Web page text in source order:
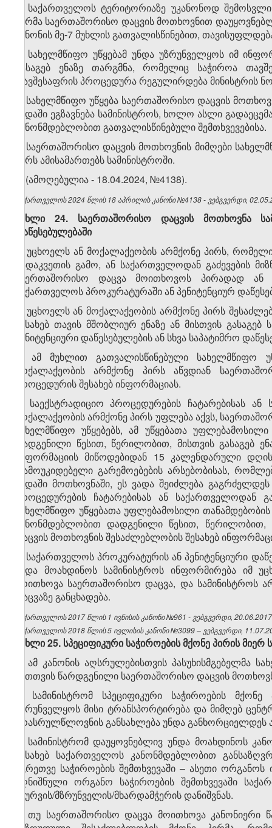
2. საქართველოს ტერიტორიაზე უკანონოდ
პირმა საერთაშორისო დაცვის მოთხოვნით
კანონის მე-7 მუხლის გათვალისწინებით,
3. სახელმწიფო უწყებამ უნდა უზრუნველყოს იმ
გასაგებ ენაზე თარგმნა, რომელიც საჭიროა
თავშესაფრის პროცედურა რეგულირდება მინისტრის
4. სახელმწიფო უწყება საერთაშორისო დაცვის
ვადაში ეგზავნება სამინისტროს, ხოლო ასლი
კანონმდებლობით გათვალისწინებული შემთხვევებისა.
5. საერთაშორისო დაცვის მოთხოვნის მიმღები
პირს ამისამართებს სამინისტროში.
6. (ამოღებულია - 18.04.2024, №4138).
საქართველოს 2024 წლის 18 აპრილის კანონი №4138 - ვებგვერდი,
მუხლი 24. საერთაშორისო დაცვის მოთხოვნა
დაწესებულებაში
1. უცხოელს ან მოქალაქეობის არმქონე პირს,
გადაკვეთის გამო, ან საქართველოდან გაძევების
საერთაშორისო დაცვა მოითხოვოს პირადად ან
საქართველოს პროკურატურაში ან პენიტენციურ
2. უცხოელს ან მოქალაქეობის არმქონე პირს
შესახებ თავის მშობლიურ ენაზე ან მისთვის
პენიტენციური დაწესებულების ან სხვა საპატიმრო
3. ამ მუხლით გათვალისწინებული სახელმწიფო
მოქალაქეობის არმქონე პირს აწვდიან
პროცედურის შესახებ ინფორმაციას.
4. საექსტრადიციო პროცედურების ჩატარებისას
მოქალაქეობის არმქონე პირს უფლება აქვს,
სახელმწიფო უწყებებს, ამ უწყებათა
დადგენილი წესით, წერილობით, მისთვის გასაგებ
ინფორმაციის მიწოდებიდან 15 კალენდარული
დამოუკიდებელი გარემოებების არსებობისას,
ვადაში მოთხოვნაში, ეს ვადა შეიძლება
პროცედურების ჩატარებისას ან საქართველოდან
სახელმწიფო უწყებათა უფლებამოსილი
კანონმდებლობით დადგენილი წესით, წერილობით,
დაცვის მოთხოვნის შესაძლებლობის შესახებ
5. საქართველოს პროკურატურის ან პენიტენციური
უნდა მოახდინოს სამინისტროს ინფორმირება იმ
მოითხოვა საერთაშორისო დაცვა, და სამინისტროს
დაცვაზე განცხადება.
საქართველოს 2017 წლის 1 ივნისის კანონი №961 - ვებგვერდი,
საქართველოს 2018 წლის 5 ივლისის კანონი №3099 – ვებგვერდი,
მუხლი 25. სპეციფიკური საჭიროების მქონე პირის
1. ამ კანონის აღსრულებისთვის პასუხისმგებელმა
მათთვის წარდგენილი საერთაშორისო დაცვის
2. სამინისტრომ სპეციფიკური საჭიროების
უზრუნველყოს მისი ტრანსპორტირება და მიმღებ
არასრულწლოვნის განსახლება უნდა
3. სამინისტრომ დაუყოვნებლივ უნდა მოახდინოს
შესახებ საქართველოს კანონმდებლობით
აგრეთვე საჭიროების შემთხვევაში – ასეთი
აღნიშნული ორგანო საჭიროების შემთხვევაში
მეურვის/მზრუნველის/მხარდამჭერის დანიშვნას.
4. თუ საერთაშორისო დაცვა მოითხოვა